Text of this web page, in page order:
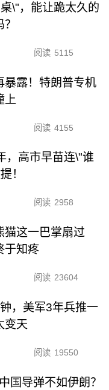
\"，能让跪太久的
阅读 5115
暴露！特朗普专机
上
阅读 4155
，高市早苗连\"谁
！
阅读 2958
猫这一巴掌扇过
于知疼
阅读 23604
，美军3年兵推一
变天
阅读 19550
国导弹不如伊朗？